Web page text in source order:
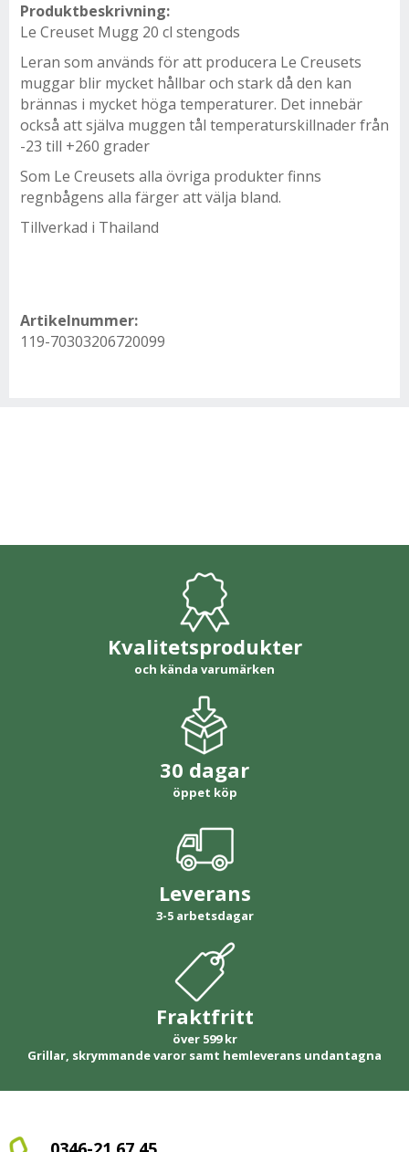
Produktbeskrivning:
Le Creuset Mugg 20 cl stengods
Leran som används för att producera Le Creusets
muggar blir mycket hållbar och stark då den kan
brännas i mycket höga temperaturer. Det innebär
också att själva muggen tål temperaturskillnader från
-23 till +260 grader
Som Le Creusets alla övriga produkter finns
regnbågens alla färger att välja bland.
Tillverkad i Thailand
Artikelnummer:
119-70303206720099
Kvalitetsprodukter
och kända varumärken
30 dagar
öppet köp
Leverans
3-5 arbetsdagar
Fraktfritt
över 599 kr
Grillar, skrymmande varor samt hemleverans undantagna